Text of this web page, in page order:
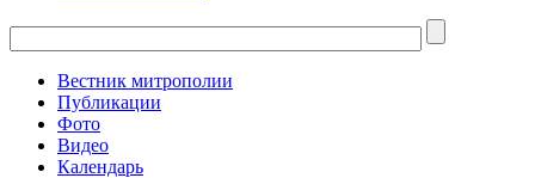
Вестник митрополии
Публикации
Фото
Видео
Календарь